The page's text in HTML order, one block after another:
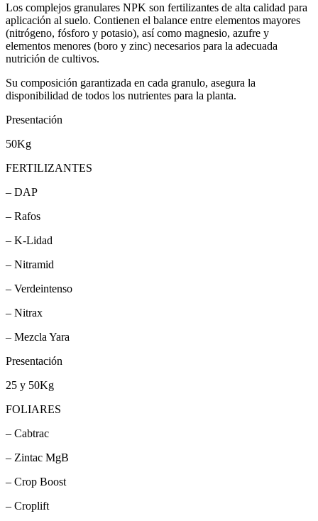
Los complejos granulares NPK son fertilizantes de alta calidad para
aplicación al suelo. Contienen el balance entre elementos mayores
(nitrógeno, fósforo y potasio), así como magnesio, azufre y
elementos menores (boro y zinc) necesarios para la adecuada
nutrición de cultivos.
Su composición garantizada en cada granulo, asegura la
disponibilidad de todos los nutrientes para la planta.
Presentación
50Kg
FERTILIZANTES
– DAP
– Rafos
– K-Lidad
– Nitramid
– Verdeintenso
– Nitrax
– Mezcla Yara
Presentación
25 y 50Kg
FOLIARES
– Cabtrac
– Zintac MgB
– Crop Boost
– Croplift